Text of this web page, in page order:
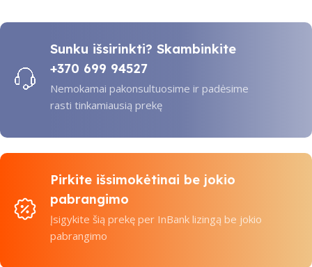
Sunku išsirinkti? Skambinkite
+370 699 94527
Nemokamai pakonsultuosime ir padėsime
rasti tinkamiausią prekę
Pirkite išsimokėtinai be jokio
pabrangimo
Įsigykite šią prekę per InBank lizingą be jokio
pabrangimo